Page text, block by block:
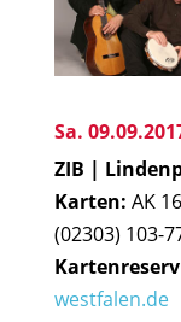
Sa.
ZIB |
Karten: AK
(02303) 103-
westfalen.de